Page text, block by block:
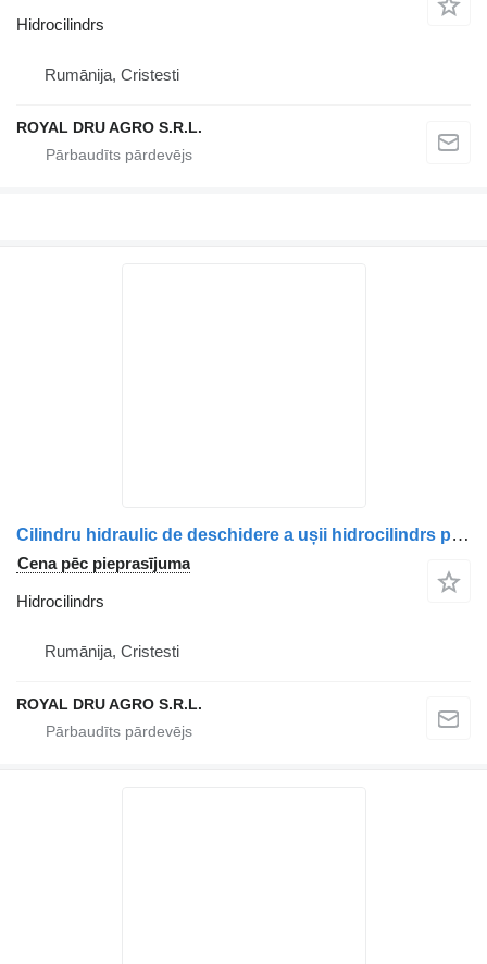
Hidrocilindrs
Rumānija, Cristesti
ROYAL DRU AGRO S.R.L.
Cilindru hidraulic de deschidere a ușii hidrocilindrs paredzēts Volvo V0119261 kravas automašīnas
Cena pēc pieprasījuma
Hidrocilindrs
Rumānija, Cristesti
ROYAL DRU AGRO S.R.L.